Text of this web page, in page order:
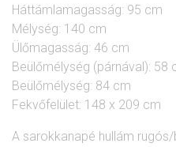
Háttámlamagasság: 95 cm
Mélység: 140 cm
Ülőmagasság: 46 cm
Beülőmélység (párnával): 58
Beülőmélység: 84 cm
Fekvőfelület: 148 x 209 cm
A sarokkanapé hullám